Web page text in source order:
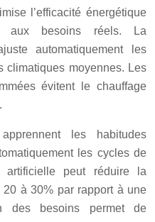
l’efficacité énergétique
aux besoins réels. La
automatiquement les
climatiques moyennes. Les
évitent le chauffage
les habitudes
les cycles de
artificielle peut réduire la
à 30% par rapport à une
des besoins permet de